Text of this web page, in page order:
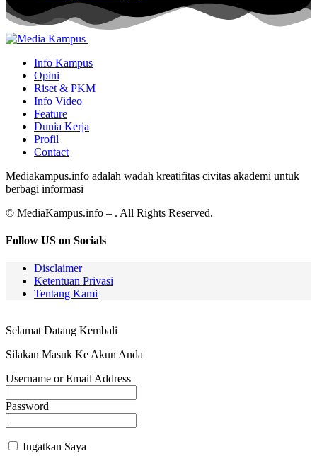
Info Kampus
Opini
Riset & PKM
Info Video
Feature
Dunia Kerja
Profil
Contact
Mediakampus.info adalah wadah kreatifitas civitas akademi untuk
berbagi informasi
© MediaKampus.info – . All Rights Reserved.
Follow US on Socials
Disclaimer
Ketentuan Privasi
Tentang Kami
Selamat Datang Kembali
Silakan Masuk Ke Akun Anda
Username or Email Address
Password
Ingatkan Saya